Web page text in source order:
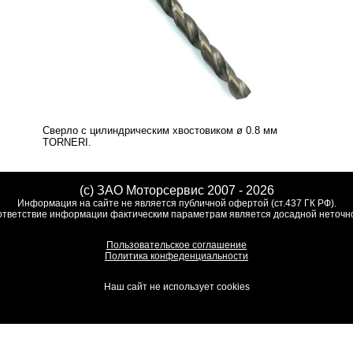
Сверло с цилиндрическим хвостовиком ø 0.8 мм
TORNERI.
(c) ЗАО Моторсервис 2007 - 2026
Информация на сайте не является публичной офертой (ст.437 ГК РФ).
информации фактическим параметрам является досадной
Пользовательское соглашение
Политика конфеденциальности
Наш сайт не использует cookies